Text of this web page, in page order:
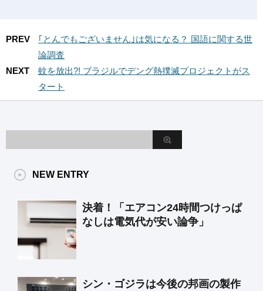
PREV
｢とんでもございません｣は気になる？ 国語に関する世
論調査
NEXT
蚊を放出?! ブラジルでデング熱撲滅プロジェクトがス
タート
NEW ENTRY
決着！「エアコン24時間つけっぱ
なしは電気代が安い論争」
シン・ゴジラは今後の邦画の製作